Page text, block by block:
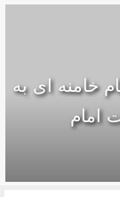
خامنه ای به
امام